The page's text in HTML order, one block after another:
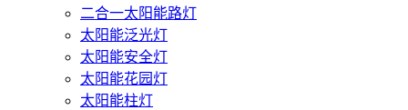
二合一太阳能路灯
太阳能泛光灯
太阳能安全灯
太阳能花园灯
太阳能柱灯